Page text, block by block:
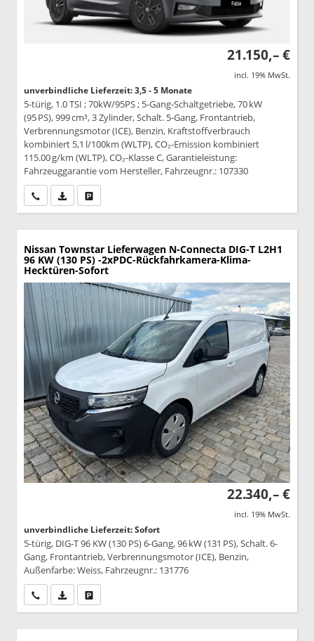
21.150,– €
incl. 19% MwSt.
unverbindliche Lieferzeit: 3,5 - 5 Monate
5-türig, 1.0 TSI ; 70kW/95PS ; 5-Gang-Schaltgetriebe, 70 kW
(95 PS), 999 cm³, 3 Zylinder, Schalt. 5-Gang, Frontantrieb,
Verbrennungsmotor (ICE), Benzin, Kraftstoffverbrauch
kombiniert 5,1 l/100km (WLTP), CO₂-Emission kombiniert
115.00 g/km (WLTP), CO₂-Klasse C, Garantieleistung:
Fahrzeuggarantie vom Hersteller, Fahrzeugnr.: 107330
Wir rufen Sie anPDF-Datei, Fahrzeugexposé drucken
Nissan Townstar Lieferwagen N-Connecta DIG-T L2H1
96 KW (130 PS) -2xPDC-Rückfahrkamera-Klima-
Hecktüren-Sofort
22.340,– €
incl. 19% MwSt.
unverbindliche Lieferzeit: Sofort
5-türig, DIG-T 96 KW (130 PS) 6-Gang, 96 kW (131 PS), Schalt. 6-
Gang, Frontantrieb, Verbrennungsmotor (ICE), Benzin,
Außenfarbe: Weiss, Fahrzeugnr.: 131776
Wir rufen Sie anPDF-Datei, Fahrzeugexposé drucken